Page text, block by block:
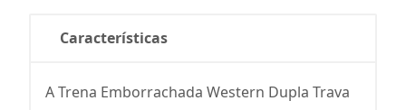
Características
A Trena Emborrachada Western Dupla Trava